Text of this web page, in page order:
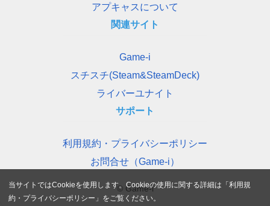
アプキャスについて
関連サイト
Game-i
スチスチ(Steam&SteamDeck)
ライバーユナイト
サポート
利用規約・プライバシーポリシー
お問合せ（Game-i）
© Game-i
当サイトではCookieを使用します。Cookieの使用に関する詳細は「利用規
約・プライバシーポリシー 」をご覧ください。